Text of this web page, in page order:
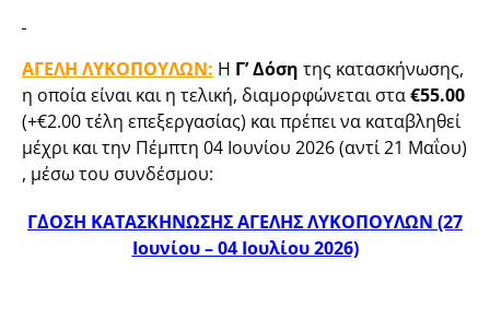
ΑΓΕΛΗ ΛΥΚΟΠΟΥΛΩΝ: Η Γ’ Δόση της κατασκήνωσης,
η οποία είναι και η τελική, διαμορφώνεται στα€55.00
(+€2.00 τέλη επεξεργασίας) και πρέπει να καταβληθεί
μέχρι και την Πέμπτη 04 Ιουνίου 2026 (αντί 21 Μαΐου)
, μέσω του συνδέσμου:
Γ΄ΔΟΣΗ ΚΑΤΑΣΚΗΝΩΣΗΣ ΑΓΕΛΗΣ ΛΥΚΟΠΟΥΛΩΝ (27
Ιουνίου – 04 Ιουλίου 2026)